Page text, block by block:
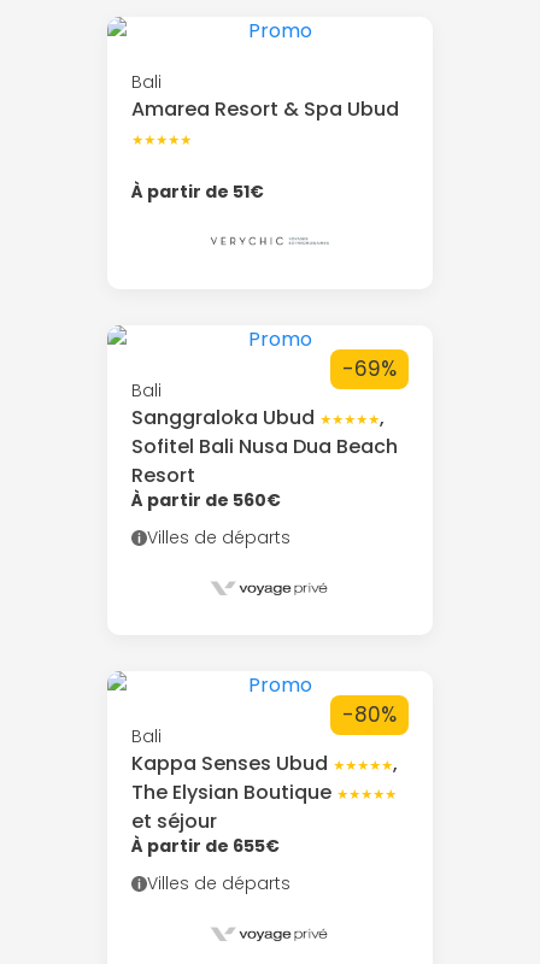
Bali
Amarea Resort & Spa Ubud
★★★★★
À partir de 51€
Bali
Sanggraloka Ubud ★★★★★,
Sofitel Bali Nusa Dua Beach
Resort
À partir de 560€
Villes de départs
-69%
Bali
Kappa Senses Ubud ★★★★★,
The Elysian Boutique ★★★★★
et séjour
À partir de 655€
Villes de départs
-80%